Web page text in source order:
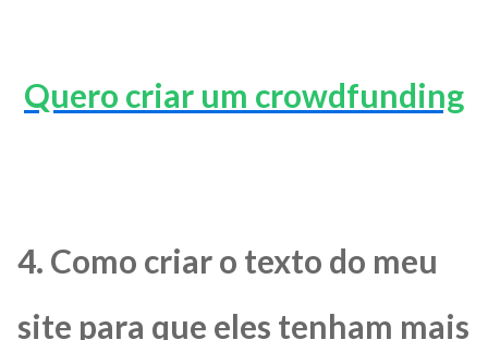
Quero criar um crowdfunding
4. Como criar o texto do meu
site para que eles tenham mais